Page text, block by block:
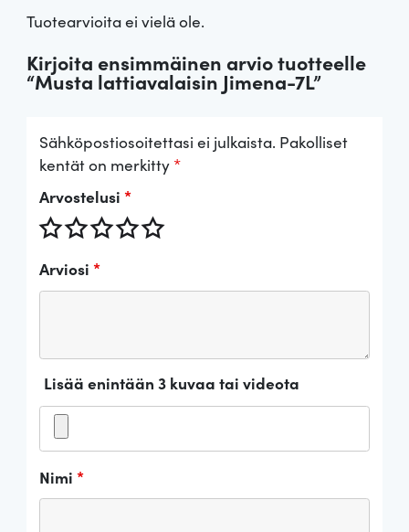
Tuotearvioita ei vielä ole.
Kirjoita ensimmäinen arvio tuotteelle
“Musta lattiavalaisin Jimena-7L”
Sähköpostiosoitettasi ei julkaista. Pakolliset
kentät on merkitty *
Arvostelusi *
Arviosi *
Lisää enintään 3 kuvaa tai videota
Nimi *